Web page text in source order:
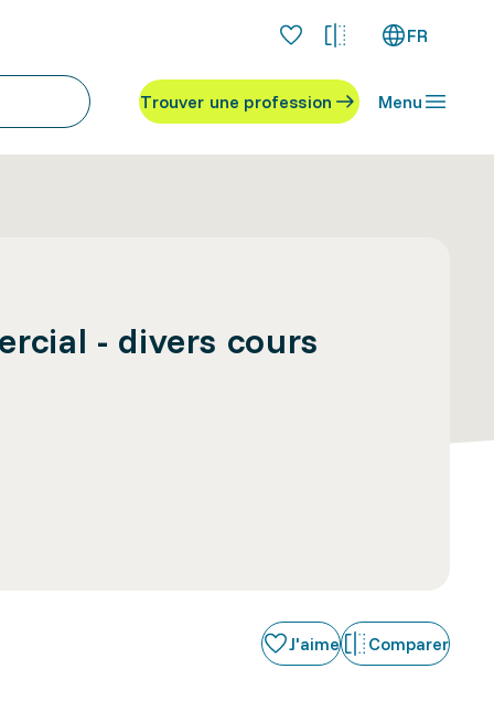
FR
Trouver une profession Menu
- divers cours
J'aime Comparer